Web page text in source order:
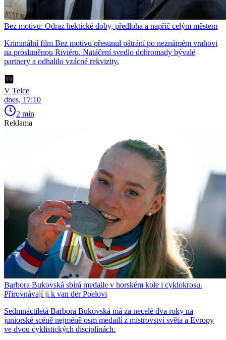
Bez motivu: Odraz hektické doby, předloha a napříč celým městem
Kriminální film Bez motivu přesunul pátrání po neznámém vrahovi
na prosluněnou Riviéru. Natáčení svedlo dohromady bývalé
partnery a odhalilo vzácné rekvizity.
V Telce
dnes, 17:10
2 min
Reklama
Barbora Bukovská sbírá medaile v horském kole i cyklokrosu.
Přirovnávají ji k van der Poelovi
Sedmnáctiletá Barbora Bukovská má za necelé dva roky na
juniorské scéně nejméně osm medailí z mistrovství světa a Evropy
ve dvou cyklistických disciplínách.